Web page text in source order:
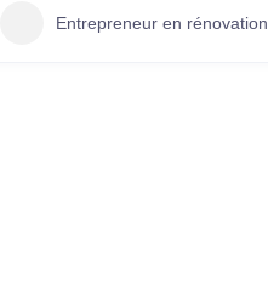
Entrepreneur en rénovation